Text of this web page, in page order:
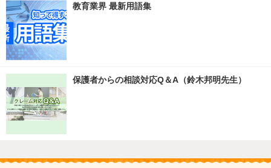
教育業界 最新用語集
保護者からの相談対応Q＆A（鈴木邦明先生）